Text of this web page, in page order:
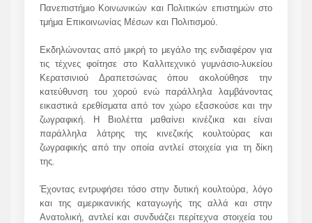
Πανεπιστήμιο Κοινωνικών και Πολιτικών επιστημών στο
τμήμα Επικοινωνίας Μέσων και Πολιτισμού.
Εκδηλώνοντας από μικρή το μεγάλο της ενδιαφέρον για
τις τέχνες φοίτησε στο Καλλιτεχνικό γυμνάσιο-λυκείου
Κερατσινιού Δραπετσώνας όπου ακολούθησε την
κατεύθυνση του χορού ενώ παράλληλα λαμβάνοντας
εικαστικά ερεθίσματα από τον χώρο εξασκούσε και την
ζωγραφική. Η Βιολέττα μαθαίνει κινέζικα και είναι
παράλληλα λάτρης της κινεζικής κουλτούρας και
ζωγραφικής από την οποία αντλεί στοιχεία για τη δίκη
της.
Έχοντας εντρυφήσει τόσο στην δυτική κουλτούρα, λόγο
και της αμερικανικής καταγωγής της αλλά και στην
Ανατολική, αντλεί και συνδυάζει περίτεχνα στοιχεία του